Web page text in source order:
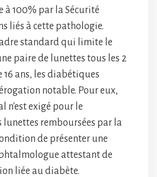
à 100% par la Sécurité
liés à cette pathologie.
standard qui limite le
paire de lunettes tous les 2
16 ans, les diabétiques
notable. Pour eux,
n'est exigé pour le
lunettes remboursées par la
de présenter une
attestant de
liée au diabète.